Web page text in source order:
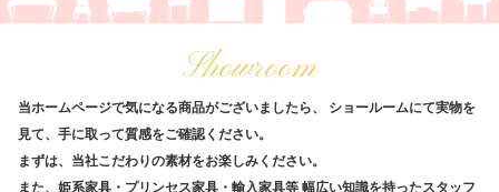
Showroom
当ホームページで気になる商品がございましたら、
ショールームにて実物を
見て、手に取って質感をご確認ください。
まずは、当社こだわりの素材をお楽しみください。
また、姫系家具・プリンセス家具・輸入家具等 幅広い知識を持ったスタッフ